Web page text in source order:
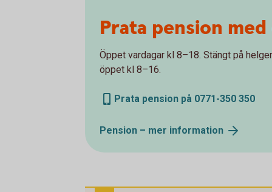
Prata pension med
Öppet vardagar kl 8–18. Stängt på
öppet kl 8–16.
Prata pension på 0771-350 350
Pension – mer information